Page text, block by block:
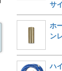
サ
ホ
ン
ハ